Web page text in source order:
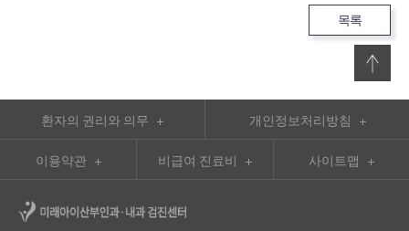
목록
환자의 권리와 의무 개인정보처리방침
이용약관 비급여 진료비 사이트맵